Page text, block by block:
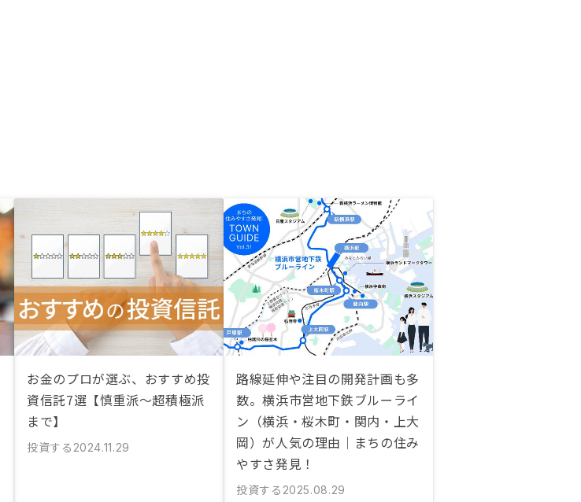
お金のプロが選ぶ、おすすめ投
資信託7選【慎重派〜超積極派
まで】
投資する 2024.11.29
路線延伸や注目の開発計画も多
数。横浜市営地下鉄ブルーライ
ン（横浜・桜木町・関内・上大
岡）が人気の理由｜まちの住み
やすさ発見！
投資する 2025.08.29